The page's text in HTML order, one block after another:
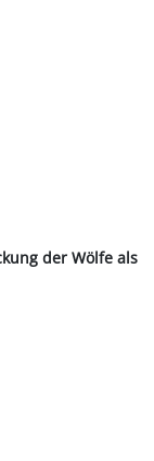
der Wölfe als